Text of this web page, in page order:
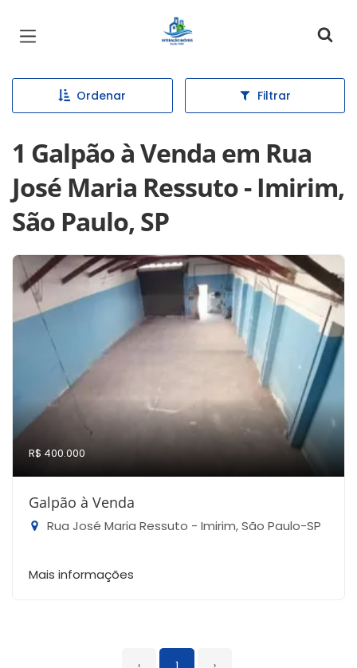
Página inicial
Ordenar Filtrar
1 Galpão à Venda em Rua
José Maria Ressuto - Imirim,
São Paulo, SP
R$ 400.000
Galpão à Venda
Rua José Maria Ressuto - Imirim, São Paulo-SP
Mais informações
‹ 1 ›